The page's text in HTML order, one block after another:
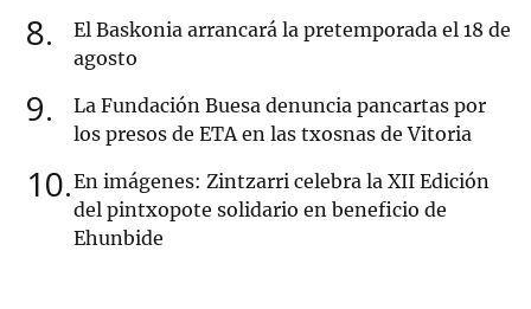
8
El Baskonia arrancará la pretemporada el 18 de
agosto
9
La Fundación Buesa denuncia pancartas por
los presos de ETA en las txosnas de Vitoria
10 En imágenes: Zintzarri celebra la XII Edición
del pintxopote solidario en beneficio de
Ehunbide